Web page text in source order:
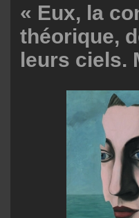
« Eux, la
théorique,
leurs ciels.